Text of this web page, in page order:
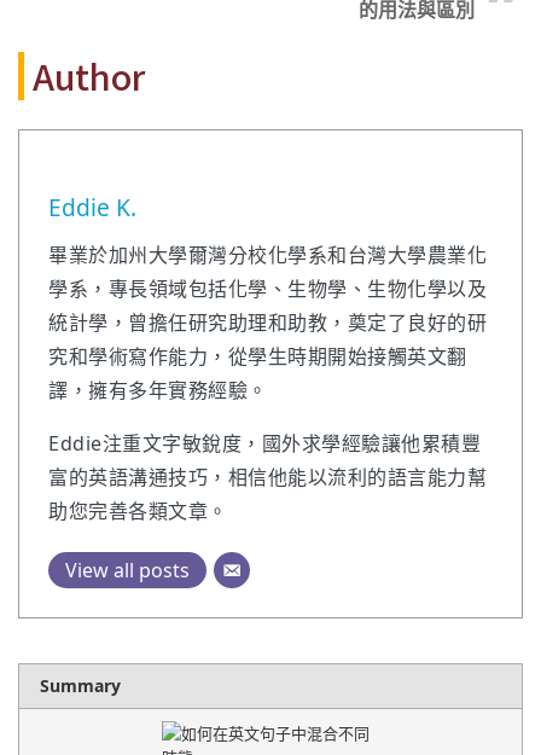
的用法與區別
Author
Eddie K.
畢業於加州大學爾灣分校化學系和台灣大學農業化
學系，專長領域包括化學、生物學、生物化學以及
統計學，曾擔任研究助理和助教，奠定了良好的研
究和學術寫作能力，從學生時期開始接觸英文翻
譯，擁有多年實務經驗。
Eddie注重文字敏銳度，國外求學經驗讓他累積豐
富的英語溝通技巧，相信他能以流利的語言能力幫
助您完善各類文章。
View all posts
Summary